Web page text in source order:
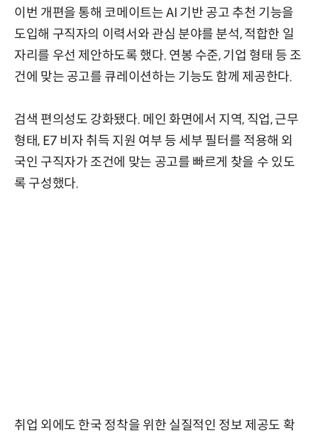
이번 개편을 통해 코메이트는 AI 기반 공고 추천 기능을
도입해 구직자의 이력서와 관심 분야를 분석, 적합한 일
자리를 우선 제안하도록 했다. 연봉 수준, 기업 형태 등 조
건에 맞는 공고를 큐레이션하는 기능도 함께 제공한다.
검색 편의성도 강화됐다. 메인 화면에서 지역, 직업, 근무
형태, E7 비자 취득 지원 여부 등 세부 필터를 적용해 외
국인 구직자가 조건에 맞는 공고를 빠르게 찾을 수 있도
록 구성했다.
취업 외에도 한국 정착을 위한 실질적인 정보 제공도 확